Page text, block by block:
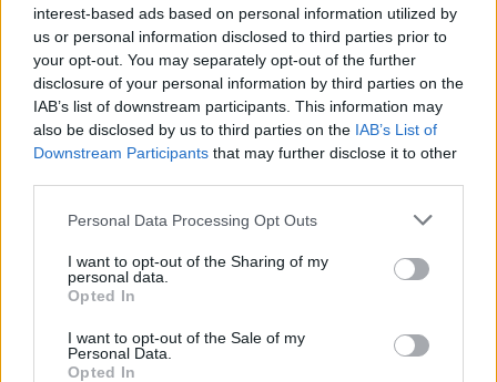
interest-based ads based on personal information utilized by
us or personal information disclosed to third parties prior to
your opt-out. You may separately opt-out of the further
disclosure of your personal information by third parties on the
IAB’s list of downstream participants. This information may
also be disclosed by us to third parties on the IAB’s List of
Downstream Participants that may further disclose it to other
Please note that this website/app uses one or more Google
not limited to your visit or usage behaviour. You may click to
grant or deny consent to Google and its third-party tags to
use your data for below specified purposes in below Google
consent section.
Personal Data Processing Opt Outs
I want to opt-out of the Sharing of my
personal data.
Opted In
I want to opt-out of the Sale of my
Personal Data.
Opted In